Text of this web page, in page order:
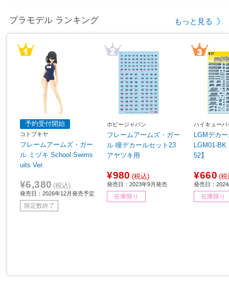
プラモデル ランキング もっと見る
予約受付開始
コトブキヤ
フレームアームズ・ガー
ル ミヅキ School Swims
uits Ver.
¥6,380 (税込)
発売日：2026年12月発売予定
限定数終了
ホビージャパン
フレームアームズ・ガー
ル 瞳デカールセット23
アヤツキ用
¥980 (税込)
発売日：2023年9月発売
在庫限り
ハイキューパ
LGMデカ
LGM01-BK ブラック 【8
52】
¥660 (税
発売日：
在庫限り